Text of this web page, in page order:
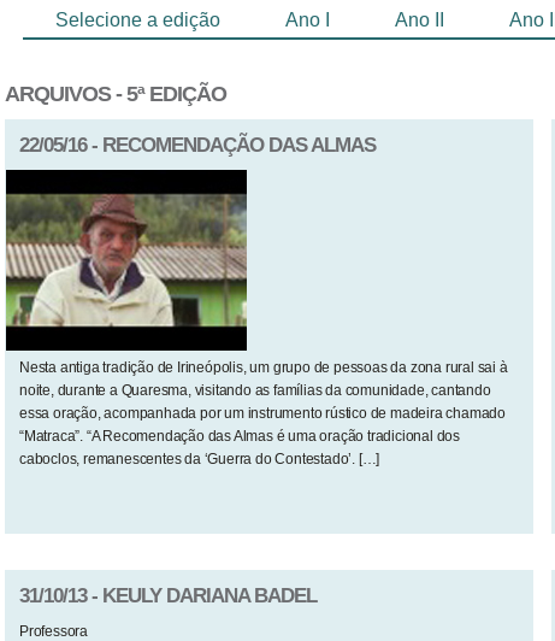
Selecione a edição Ano I Ano II Ano III
ARQUIVOS - 5ª EDIÇÃO
22/05/16 - RECOMENDAÇÃO DAS ALMAS
Nesta antiga tradição de Irineópolis, um grupo de pessoas da zona rural sai à
noite, durante a Quaresma, visitando as famílias da comunidade, cantando
essa oração, acompanhada por um instrumento rústico de madeira chamado
“Matraca”. “A Recomendação das Almas é uma oração tradicional dos
caboclos, remanescentes da ‘Guerra do Contestado’. […]
31/10/13 - KEULY DARIANA BADEL
Professora